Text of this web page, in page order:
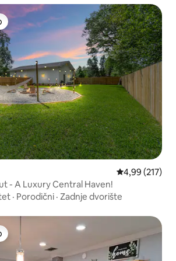
Prosečna
4,99 (217)
- A Luxury Central Haven!
· Porodični · Zadnje dvorište